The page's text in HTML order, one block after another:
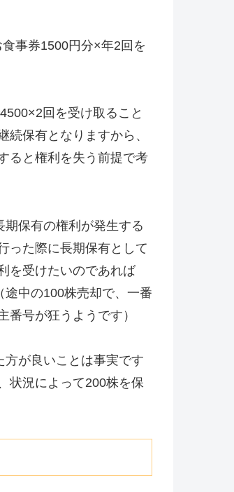
事券1500円分×年2回を
回を受け取ること
保有となりますから、
ると権利を失う前提で考
保有の権利が発生する
た際に長期保有として
を受けたいのであれば
中の100株売却で、一番
号が狂うようです）
方が良いことは事実です
状況によって200株を保